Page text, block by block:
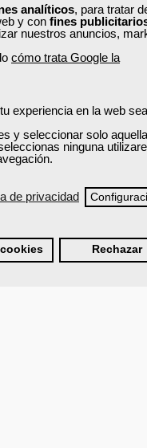
analíticos, para tratar
y con fines
nuestros anuncios,
cómo trata Google la
experiencia en la web sea
y seleccionar solo
ninguna
de privacidad
Rechazar